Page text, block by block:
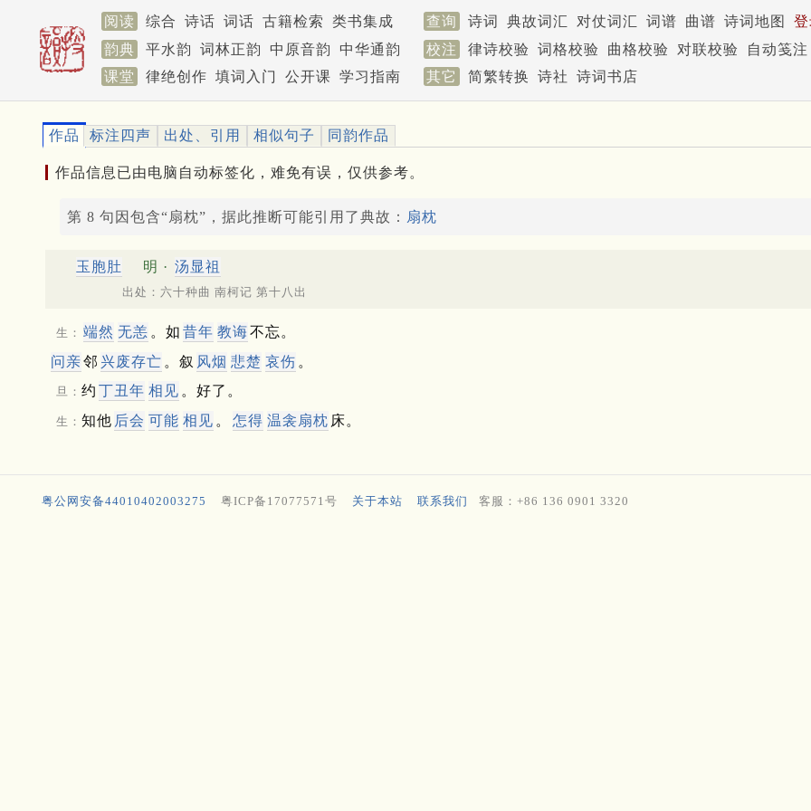
阅读 综合 诗话 词话 古籍检索 类书集成 查询 诗词 典故词汇 对仗词汇 词谱 曲谱 诗词地图
韵典
平水韵 词林正韵 中原音韵 中华通韵 校注 律诗校验 词格校验 曲格校验 对联校验
自动笺注
课堂
律绝创作 填词入门 公开课 学习指南 其它 简繁转换 诗社 诗词书店
作品 标注四声 出处、引用 相似句子 同韵作品
作品信息已由电脑自动标签化，难免有误，仅供参考。
第 8 句因包含“扇枕”，据此推断可能引用了典故： 扇枕
玉胞肚 明 · 汤显祖
出处：六十种曲 南柯记 第十八出
生： 端然 无恙 。如 昔年 教诲不忘。
问亲邻 兴废存亡 。叙 风烟 悲楚 哀伤 。
旦： 约 丁丑年 相见 。好了。
生： 知他 后会 可能 相见 。 怎得 温衾扇枕 床。
粤公网安备44010402003275 粤ICP备17077571号 关于本站 联系我们 客服：+86 136 0901 3320